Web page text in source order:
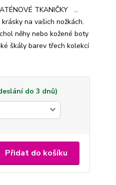
TKANIČKY ...
na vašich nožkách.
něhy nebo kožené boty
škály barev třech kolekcí
do 3 dnů)
Přidat do košíku